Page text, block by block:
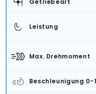
Getriebeart
Leistung
Max. Drehmoment
Beschleunigung 0-